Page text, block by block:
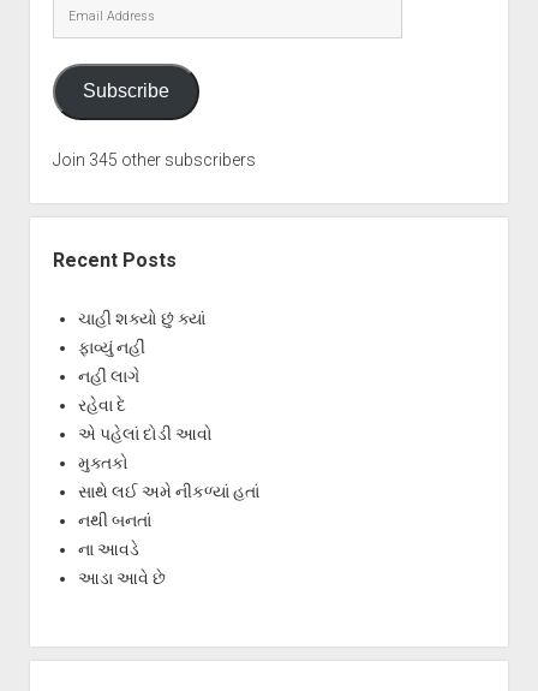
Email
Address
Subscribe
Join 345 other subscribers
Recent Posts
ચાહી શક્યો છું ક્યાં
ફાવ્યું નહીં
નહીં લાગે
રહેવા દે
એ પહેલાં દોડી આવો
મુક્તકો
સાથે લઈ અમે નીકળ્યાં હતાં
નથી બનતાં
ના આવડે
આડા આવે છે